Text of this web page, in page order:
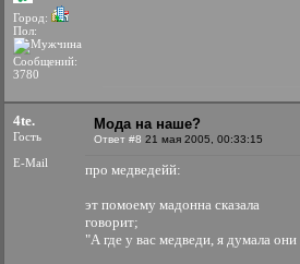
Город:
Пол:
Сообщений:
3780
4te.
Гость
E-Mail
Мода на наше?
Ответ #8 21 мая 2005, 00:33:15
про медведейй:
эт помоему мадонна сказала
говорит;
"А где у вас медведи, я думала